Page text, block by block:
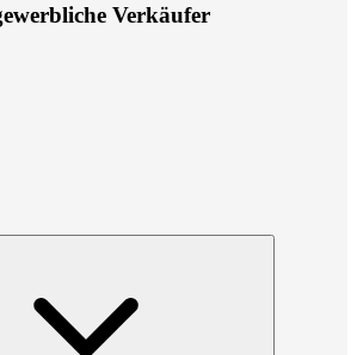
Verkäufer